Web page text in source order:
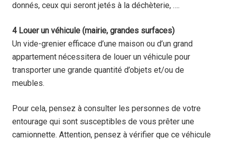
donnés, ceux qui seront jetés à la déchèterie, ….
4 Louer un véhicule (mairie, grandes surfaces)
Un vide-grenier efficace d’une maison ou d’un grand
appartement nécessitera de louer un véhicule pour
transporter une grande quantité d’objets et/ou de
meubles.
Pour cela, pensez à consulter les personnes de votre
entourage qui sont susceptibles de vous prêter une
camionnette. Attention, pensez à vérifier que ce véhicule